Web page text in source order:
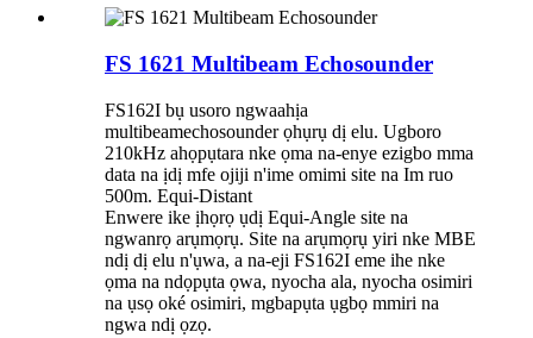
FS 1621 Multibeam Echosounder
FS162I bụ usoro ngwaahịa
multibeamechosounder ọhụrụ dị elu. Ugboro
210kHz ahọpụtara nke ọma na-enye ezigbo mma
data na ịdị mfe ojiji n'ime omimi site na Im ruo
500m. Equi-Distant
Enwere ike ịhọrọ ụdị Equi-Angle site na
ngwanrọ arụmọrụ. Site na arụmọrụ yiri nke MBE
ndị dị elu n'ụwa, a na-eji FS162I eme ihe nke
ọma na ndọpụta ọwa, nyocha ala, nyocha osimiri
na ụsọ oké osimiri, mgbapụta ụgbọ mmiri na
ngwa ndị ọzọ.